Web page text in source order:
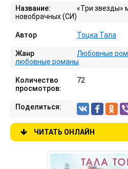
Название:
«Три звезды»
новобрачных (СИ)
Автор Тоцка Тала
Жанр Любовные
любовные романы
Количество
просмотров:
72
Поделиться:
ЧИТАТЬ ОНЛАЙН